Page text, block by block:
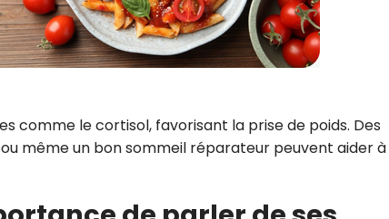
comme le cortisol, favorisant la prise de poids. Des
même un bon sommeil réparateur peuvent aider à